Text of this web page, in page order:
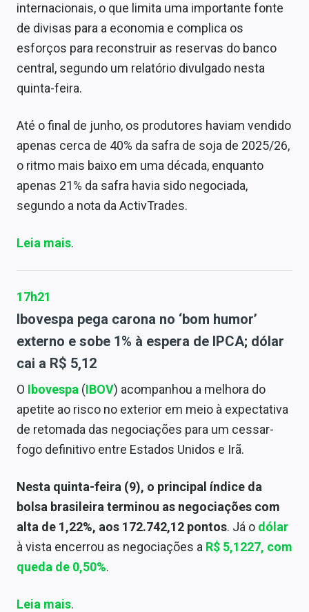
internacionais, o que limita uma importante fonte
de divisas para a economia e complica os
esforços para reconstruir as reservas do banco
central, segundo um relatório divulgado nesta
quinta-feira.
Até o final de junho, os produtores haviam vendido
apenas cerca de 40% da safra de soja de 2025/26,
o ritmo mais baixo em uma década, enquanto
apenas 21% da safra havia sido negociada,
segundo a nota da ActivTrades.
Leia mais.
17h21
Ibovespa pega carona no ‘bom humor’
externo e sobe 1% à espera de IPCA; dólar
cai a R$ 5,12
O Ibovespa (IBOV) acompanhou a melhora do
apetite ao risco no exterior em meio à expectativa
de retomada das negociações para um cessar-
fogo definitivo entre Estados Unidos e Irã.
Nesta quinta-feira (9), o principal índice da
bolsa brasileira terminou as negociações com
alta de 1,22%, aos 172.742,12 pontos. Já o dólar
à vista encerrou as negociações a R$ 5,1227, com
queda de 0,50%.
Leia mais.